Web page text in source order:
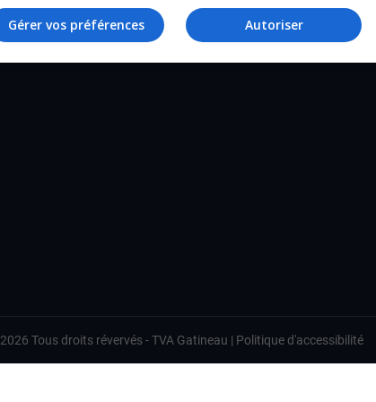
TVA
2026 Tous droits révervés -TVA Gatineau | Politique d'accessibilité
Autoriser
Gérer vos préférences